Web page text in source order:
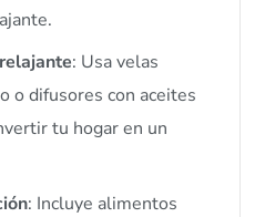
: Usa velas
o difusores con aceites
tu hogar en un
: Incluye alimentos